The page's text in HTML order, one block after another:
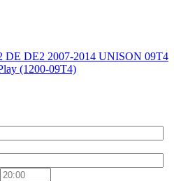
DE DE2 2007-2014 UNISON 09T4
(1200-09T4)